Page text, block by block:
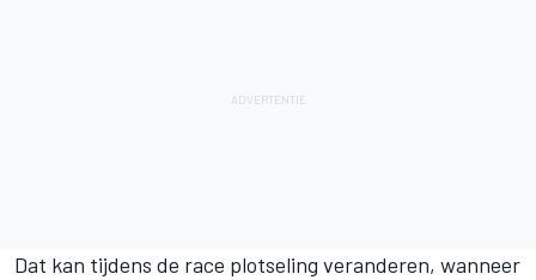
Dat kan tijdens de race plotseling veranderen, wanneer